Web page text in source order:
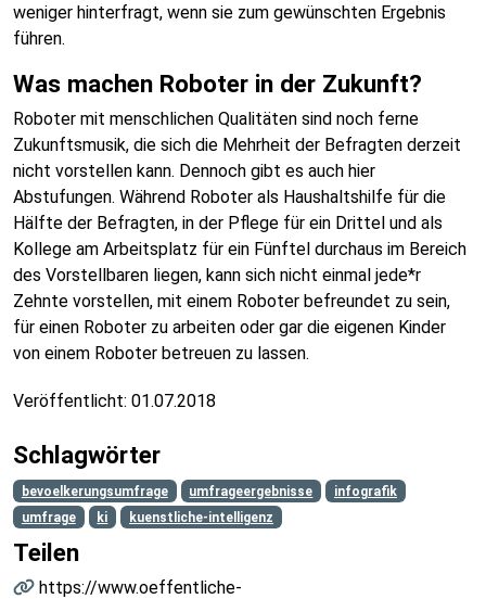
weniger hinterfragt, wenn sie zum gewünschten Ergebnis
führen.
Was machen Roboter in der Zukunft?
Roboter mit menschlichen Qualitäten sind noch ferne
Zukunftsmusik, die sich die Mehrheit der Befragten derzeit
nicht vorstellen kann. Dennoch gibt es auch hier
Abstufungen. Während Roboter als Haushaltshilfe für die
Hälfte der Befragten, in der Pflege für ein Drittel und als
Kollege am Arbeitsplatz für ein Fünftel durchaus im Bereich
des Vorstellbaren liegen, kann sich nicht einmal jede*r
Zehnte vorstellen, mit einem Roboter befreundet zu sein,
für einen Roboter zu arbeiten oder gar die eigenen Kinder
von einem Roboter betreuen zu lassen.
Veröffentlicht: 01.07.2018
Schlagwörter
bevoelkerungsumfrage umfrageergebnisse
infografik
umfrage
ki kuenstliche-intelligenz
Teilen
https://www.oeffentliche-